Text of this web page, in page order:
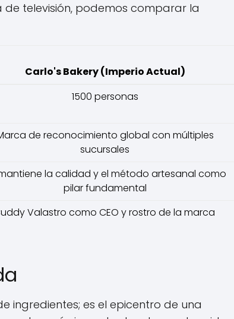
televisión, podemos comparar la
Carlo's Bakery (Imperio Actual)
1500 personas
de reconocimiento global con múltiples
sucursales
la calidad y el método artesanal como
pilar fundamental
Valastro como CEO y rostro de la marca
ingredientes; es el epicentro de una